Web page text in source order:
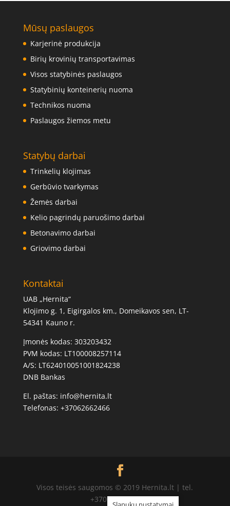
Mūsų paslaugos
Karjerinė produkcija
Birių krovinių transportavimas
Visos statybinės paslaugos
Statybinių konteinerių nuoma
Technikos nuoma
Paslaugos žiemos metu
Statybų darbai
Trinkelių klojimas
Gerbūvio tvarkymas
Žemės darbai
Kelio pagrindų paruošimo darbai
Betonavimo darbai
Griovimo darbai
Kontaktai
UAB „Hernita“
Klojimo g. 1, Eigirgalos km., Domeikavos sen, LT-
54341 Kauno r.
Įmonės kodas: 303203432
PVM kodas: LT100008257114
A/S: LT624010051001824238
DNB Bankas
El. paštas: info@hernita.lt
Telefonas: +37062662466
Visos teisės saugomos © 2019 Hernita.lt | tel.
+37062662466